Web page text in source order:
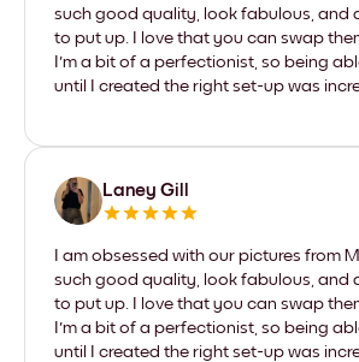
such good quality, look fabulous, and
to put up. I love that you can swap
I'm a bit of a perfectionist, so being
until I created the right set-up was
Laney Gill
I am obsessed with our pictures from
such good quality, look fabulous, and
to put up. I love that you can swap
I'm a bit of a perfectionist, so being
until I created the right set-up was